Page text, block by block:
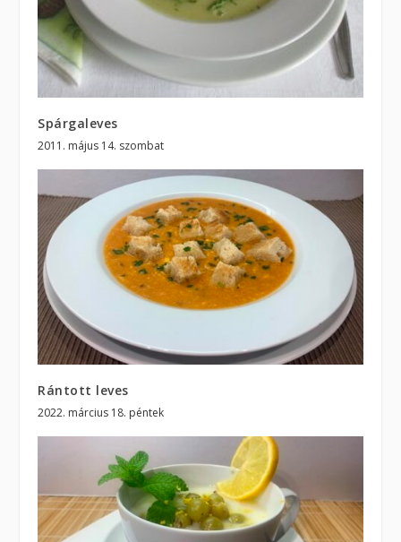
Spárgaleves
2011. május 14. szombat
Rántott leves
2022. március 18. péntek